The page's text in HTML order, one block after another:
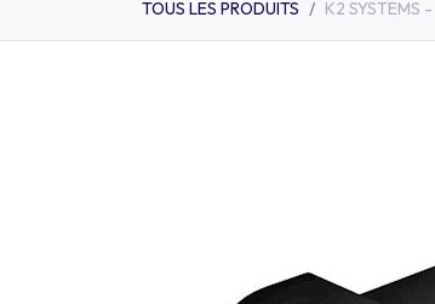
TOUS LES PRODUITS K2 SYSTEMS